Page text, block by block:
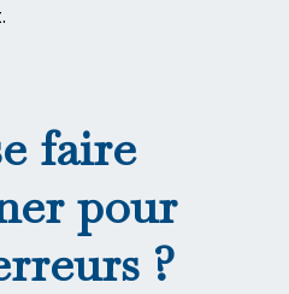
faire
pour
?